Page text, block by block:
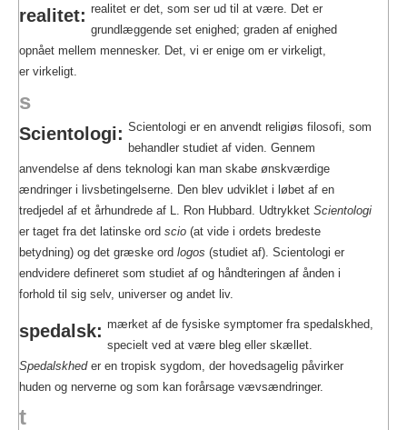
realitet: realitet er det, som ser ud til at være. Det er
grundlæggende set enighed; graden af enighed
opnået mellem mennesker. Det, vi er enige om er virkeligt,
er virkeligt.
s
Scientologi: Scientologi er en anvendt religiøs filosofi, som
behandler studiet af viden. Gennem
anvendelse af dens teknologi kan man skabe ønskværdige
ændringer i livsbetingelserne. Den blev udviklet i løbet af en
tredjedel af et århundrede af L. Ron Hubbard. Udtrykket Scientologi
er taget fra det latinske ord scio (at vide i ordets bredeste
betydning) og det græske ord logos (studiet af). Scientologi er
endvidere defineret som studiet af og håndteringen af ånden i
forhold til sig selv, universer og andet liv.
spedalsk: mærket af de fysiske symptomer fra spedalskhed,
specielt ved at være bleg eller skællet.
Spedalskheder en tropisk sygdom, der hovedsagelig påvirker
huden og nerverne og som kan forårsage vævsændringer.
t